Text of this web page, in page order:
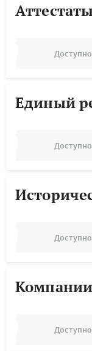
Единый